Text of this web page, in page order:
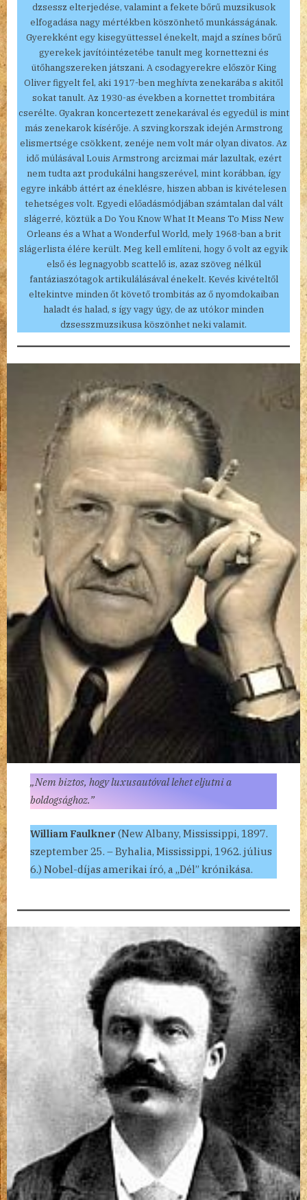
dzsessz elterjedése, valamint a fekete bőrű muzsikusok
elfogadása nagy mértékben köszönhető munkásságának.
Gyerekként egy kisegyüttessel énekelt, majd a színes bőrű
gyerekek javítóintézetébe tanult meg kornettezni és
ütőhangszereken játszani. A csodagyerekre először King
Oliver figyelt fel, aki 1917-ben meghívta zenekarába s akitől
sokat tanult. Az 1930-as években a kornettet trombitára
cserélte. Gyakran koncertezett zenekarával és egyedül is mint
más zenekarok kísérője. A szvingkorszak idején Armstrong
elismertsége csökkent, zenéje nem volt már olyan divatos. Az
idő múlásával Louis Armstrong arcizmai már lazultak, ezért
nem tudta azt produkálni hangszerével, mint korábban, így
egyre inkább áttért az éneklésre, hiszen abban is kivételesen
tehetséges volt. Egyedi előadásmódjában számtalan dal vált
slágerré, köztük a Do You Know What It Means To Miss New
Orleans és a What a Wonderful World, mely 1968-ban a brit
slágerlista élére került. Meg kell említeni, hogy ő volt az egyik
első és legnagyobb scattelő is, azaz szöveg nélkül
fantáziaszótagok artikulálásával énekelt. Kevés kivételtől
eltekintve minden őt követő trombitás az ő nyomdokaiban
haladt és halad, s így vagy úgy, de az utókor minden
dzsesszmuzsikusa köszönhet neki valamit.
„Nem biztos, hogy luxusautóval lehet eljutni a
boldogsághoz.”
William Faulkner (New Albany, Mississippi, 1897.
szeptember 25. – Byhalia, Mississippi, 1962. július
6.) Nobel-díjas amerikai író, a „Dél” krónikása.